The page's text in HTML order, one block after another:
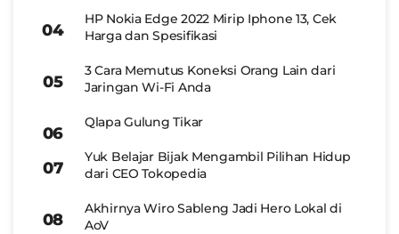
HP Nokia Edge 2022 Mirip Iphone 13, Cek
Harga dan Spesifikasi
3 Cara Memutus Koneksi Orang Lain dari
Jaringan Wi-Fi Anda
Qlapa Gulung Tikar
Yuk Belajar Bijak Mengambil Pilihan Hidup
dari CEO Tokopedia
Akhirnya Wiro Sableng Jadi Hero Lokal di
AoV